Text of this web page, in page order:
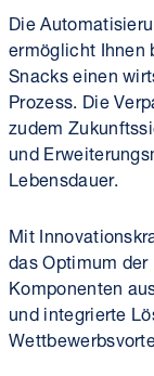
Die
ermöglicht Ihnen
Snacks einen
Prozess. Die
zudem
und
Lebensdauer.
Mit
das Optimum
Komponenten
und integrierte